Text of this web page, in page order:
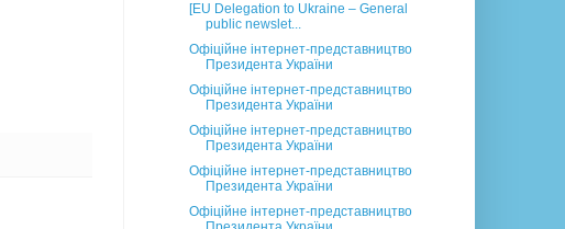
[EU Delegation to Ukraine – General
public newslet...
Офіційне інтернет-представництво
Президента України
Офіційне інтернет-представництво
Президента України
Офіційне інтернет-представництво
Президента України
Офіційне інтернет-представництво
Президента України
Офіційне інтернет-представництво